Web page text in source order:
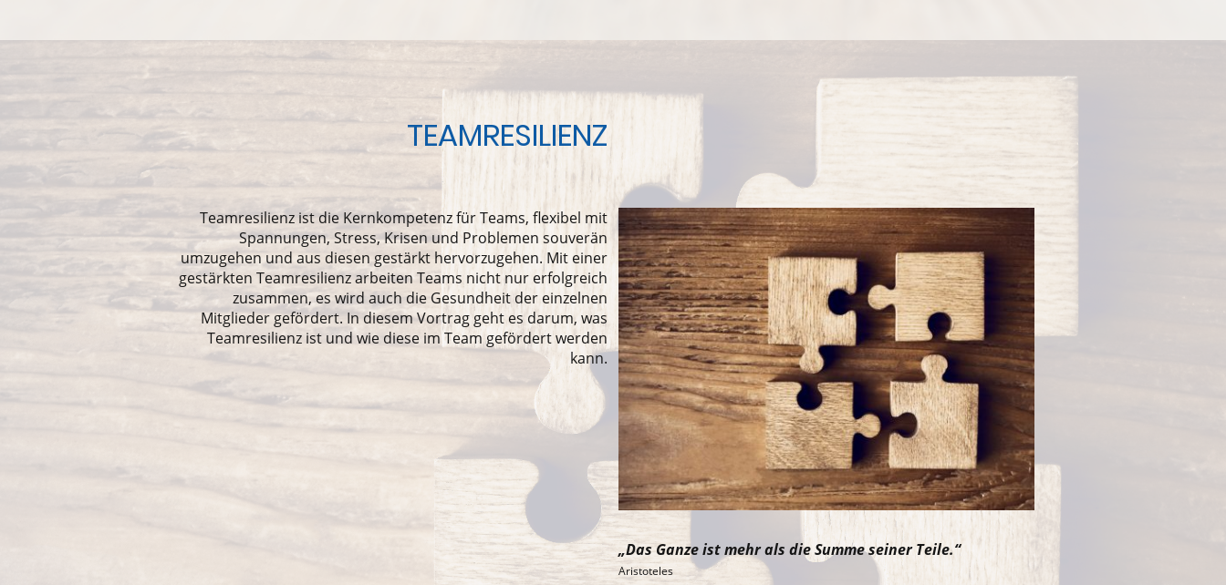
TEAMRESILIENZ
Teamresilienz ist die Kernkompetenz für Teams, flexibel mit
Spannungen, Stress, Krisen und Problemen souverän
umzugehen und aus diesen gestärkt hervorzugehen. Mit einer
gestärkten Teamresilienz arbeiten Teams nicht nur erfolgreich
zusammen, es wird auch die Gesundheit der einzelnen
Mitglieder gefördert. In diesem Vortrag geht es darum, was
Teamresilienz ist und wie diese im Team gefördert werden
kann.
„Das Ganze ist mehr als die Summe seiner Teile.“
Aristoteles